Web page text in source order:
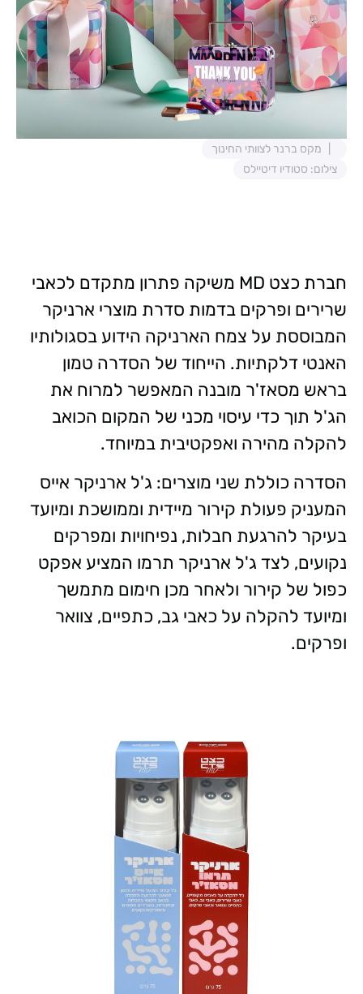
מקס ברנר לצוותי החינוך
צילום: סטודיו דיטיילס
חברת כצט MD משיקה פתרון מתקדם לכאבי
שרירים ופרקים בדמות סדרת מוצרי ארניקר
המבוססת על צמח הארניקה הידוע בסגולותיו
האנטי דלקתיות. הייחוד של הסדרה טמון
בראש מסאז'ר מובנה המאפשר למרוח את
הג'ל תוך כדי עיסוי מכני של המקום הכואב
להקלה מהירה ואפקטיבית במיוחד.
הסדרה כוללת שני מוצרים: ג'ל ארניקר אייס
המעניק פעולת קירור מיידית וממושכת ומיועד
בעיקר להרגעת חבלות, נפיחויות ומפרקים
נקועים, לצד ג'ל ארניקר תרמו המציע אפקט
כפול של קירור ולאחר מכן חימום מתמשך
ומיועד להקלה על כאבי גב, כתפיים, צוואר
ופרקים.